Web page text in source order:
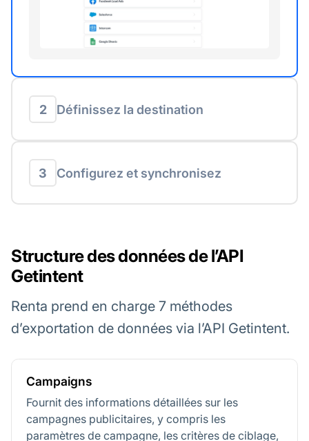
2 Définissez la destination
3 Configurez et synchronisez
Structure des données de l’API
Getintent
Renta prend en charge 7 méthodes
d’exportation de données via l’API Getintent.
Campaigns
Fournit des informations détaillées sur les
campagnes publicitaires, y compris les
paramètres de campagne, les critères de ciblage,